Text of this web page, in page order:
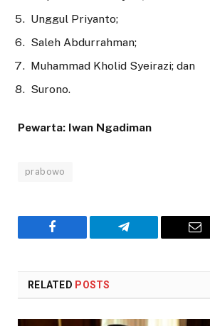
Unggul Priyanto;
Saleh Abdurrahman;
Muhammad Kholid Syeirazi; dan
Surono.
Pewarta: Iwan Ngadiman
prabowo
Facebook Telegram
RELATED POSTS